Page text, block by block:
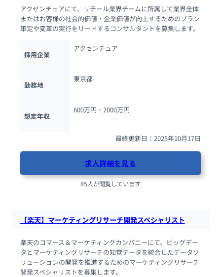
アクセンチュアにて、リテール業界チームに所属して業界全体
またはお客様の社会的価値・企業価値が向上するためのプラン
策定や変革の実行をリードするコンサルタントを募集します。
採用企業
アクセンチュア
勤務地
東京都
想定年収
600万円 ~ 2000万円
最終更新日：2025年10月17日
求人詳細を見る
85人が閲覧しています
【楽天】マーケティングリサーチ開発スペシャリスト
楽天のコマース＆マーケティングカンパニーにて、ビッグデー
タとマーケティングリサーチの知覚データを統合したデータソ
リューションの開発を推進するためのマーケティングリサーチ
開発スペシャリストを募集します。